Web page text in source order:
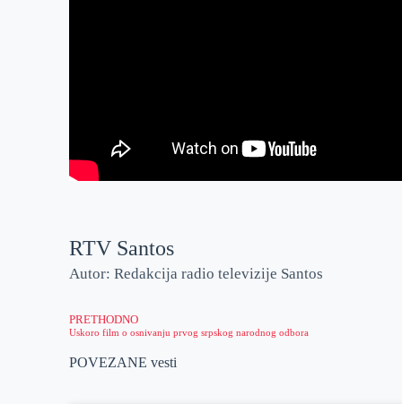
RTV Santos
Autor: Redakcija radio televizije Santos
PRETHODNO
Uskoro film o osnivanju prvog srpskog narodnog odbora
POVEZANE vesti